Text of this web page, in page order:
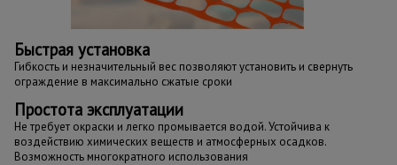
Быстрая установка
Гибкость и незначительный вес позволяют установить и свернуть
ограждение в максимально сжатые сроки
Простота эксплуатации
Не требует окраски и легко промывается водой. Устойчива к
воздействию химических веществ и атмосферных осадков.
Возможность многократного использования